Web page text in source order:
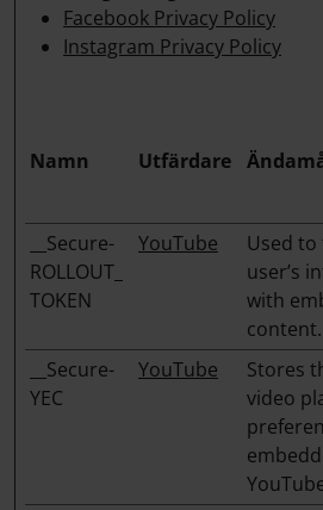
Facebook Privacy Policy
Instagram Privacy Policy
Namn Utfärdare
__Secure-
ROLLOUT_
TOKEN
YouTube
Used to
user’s
with
content.
__Secure-
YEC
YouTube
Stores
video